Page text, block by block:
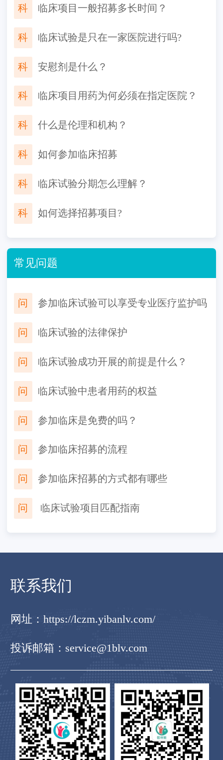
科 临床项目一般招募多长时间？
科 临床试验是只在一家医院进行吗?
科 安慰剂是什么？
科 临床项目用药为何必须在指定医院？
科 什么是伦理和机构？
科 如何参加临床招募
科 临床试验分期怎么理解？
科 如何选择招募项目?
常见问题
问 参加临床试验可以享受专业医疗监护吗
问 临床试验的法律保护
问 临床试验成功开展的前提是什么？
问 临床试验中患者用药的权益
问 参加临床是免费的吗？
问 参加临床招募的流程
问 参加临床招募的方式都有哪些
问 ​ 临床试验项目匹配指南
点击免费咨询
联系我们
网址： https://lczm.yibanlv.com/
投诉邮箱：service@1blv.com